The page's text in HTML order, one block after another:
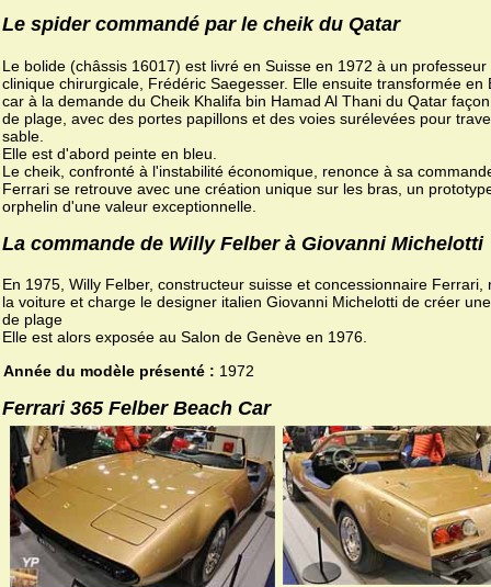
Le spider commandé par le cheik du Qatar
Le bolide (châssis 16017) est livré en Suisse en 1972 à un professeur
clinique chirurgicale, Frédéric Saegesser. Elle ensuite transformée en
car à la demande du Cheik Khalifa bin Hamad Al Thani du Qatar
de plage, avec des portes papillons et des voies surélevées pour
sable.
Elle est d'abord peinte en bleu.
Le cheik, confronté à l'instabilité économique, renonce à sa
Ferrari se retrouve avec une création unique sur les bras, un
orphelin d'une valeur exceptionnelle.
La commande de Willy Felber à Giovanni Michelotti
En 1975, Willy Felber, constructeur suisse et concessionnaire Ferrari,
la voiture et charge le designer italien Giovanni Michelotti de créer
de plage
Elle est alors exposée au Salon de Genève en 1976.
Année du modèle présenté : 1972
Ferrari 365 Felber Beach Car